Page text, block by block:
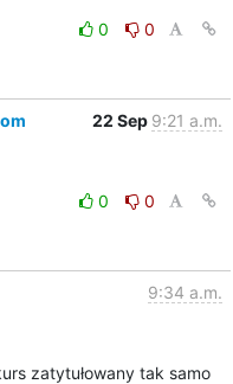
0
0
22 Sep 9:21 a.m.
0
0
9:34 a.m.
zatytułowany tak samo